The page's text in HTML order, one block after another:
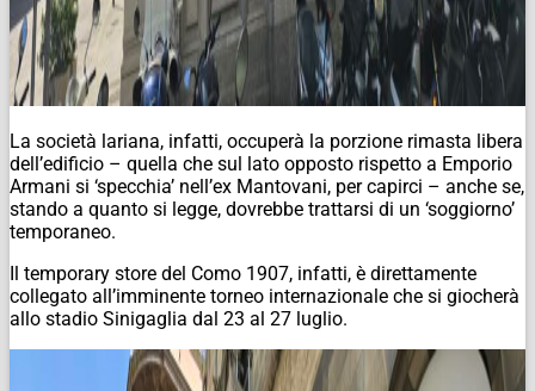
La società lariana, infatti, occuperà la porzione rimasta libera
dell’edificio – quella che sul lato opposto rispetto a Emporio
Armani si ‘specchia’ nell’ex Mantovani, per capirci – anche se,
stando a quanto si legge, dovrebbe trattarsi di un ‘soggiorno’
temporaneo.
Il temporary store del Como 1907, infatti, è direttamente
collegato all’imminente torneo internazionale che si giocherà
allo stadio Sinigaglia dal 23 al 27 luglio.